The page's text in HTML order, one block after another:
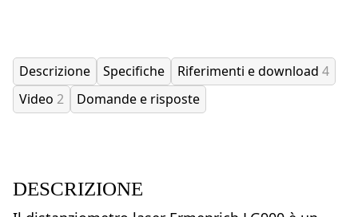
Descrizione Specifiche Riferimenti e download 4
Video 2 Domande e risposte
DESCRIZIONE